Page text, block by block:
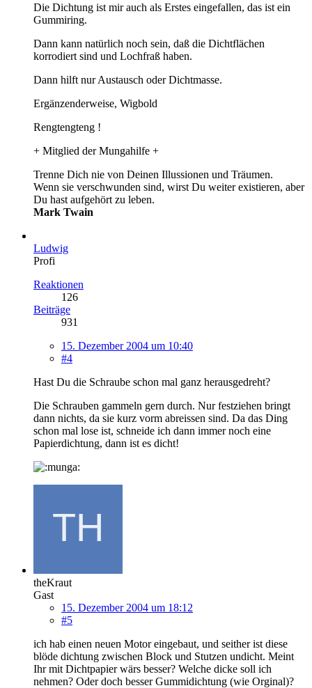
Die Dichtung ist mir auch als Erstes eingefallen, das ist ein
Gummiring.
Dann kann natürlich noch sein, daß die Dichtflächen
korrodiert sind und Lochfraß haben.
Dann hilft nur Austausch oder Dichtmasse.
Ergänzenderweise, Wigbold
Rengtengteng !
+ Mitglied der Mungahilfe +
Trenne Dich nie von Deinen Illussionen und Träumen.
Wenn sie verschwunden sind, wirst Du weiter existieren, aber
Du hast aufgehört zu leben.
Mark Twain
Ludwig
Profi
Reaktionen
126
Beiträge
931
15. Dezember 2004 um 10:40
#4
Hast Du die Schraube schon mal ganz herausgedreht?
Die Schrauben gammeln gern durch. Nur festziehen bringt
dann nichts, da sie kurz vorm abreissen sind. Da das Ding
schon mal lose ist, schneide ich dann immer noch eine
Papierdichtung, dann ist es dicht!
theKraut
Gast
15. Dezember 2004 um 18:12
#5
ich hab einen neuen Motor eingebaut, und seither ist diese
blöde dichtung zwischen Block und Stutzen undicht. Meint
Ihr mit Dichtpapier wärs besser? Welche dicke soll ich
nehmen? Oder doch besser Gummidichtung (wie Orginal)?